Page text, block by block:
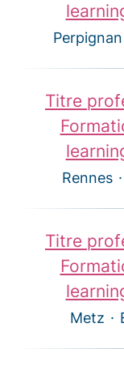
Perpignan
Titre
Rennes ·
Titre
Metz ·